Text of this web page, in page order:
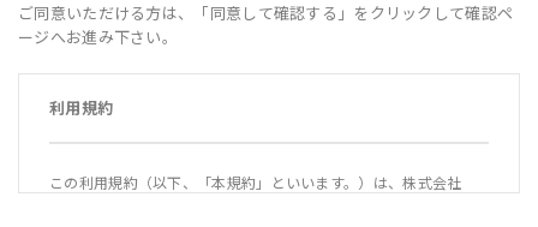
ご同意いただける方は、「同意して確認する」をクリックして確認ペ
ージへお進み下さい。
利用規約
この利用規約（以下、「本規約」といいます。）は、株式会社